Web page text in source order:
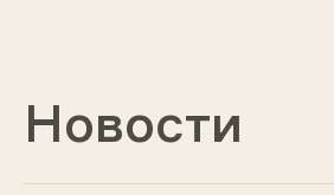
Новости